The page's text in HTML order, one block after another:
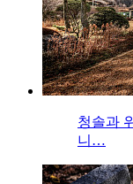
청솔과
니…